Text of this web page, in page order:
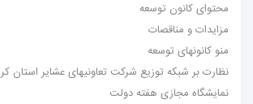
محتوای کانون توسعه
مزایدات و مناقصات
منو کانونهای توسعه
نظارت بر شبکه توزیع شرکت تعاونیهای عشایر استان کر
نمایشگاه مجازی هفته دولت